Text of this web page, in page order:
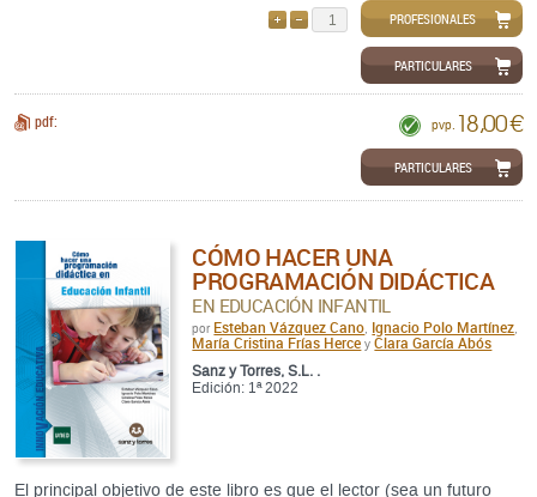
QUITARPROFESIONALES
PARTICULARES
pdf: pvp. 18,00 €
PARTICULARES
CÓMO HACER UNA
PROGRAMACIÓN DIDÁCTICA
EN EDUCACIÓN INFANTIL
por Esteban Vázquez Cano Ignacio Polo Martínez
María Cristina Frías Herce yClara García Abós
Sanz y Torres, S.L. .
Edición: 1ª 2022
El principal objetivo de este libro es que el lector (sea un futuro